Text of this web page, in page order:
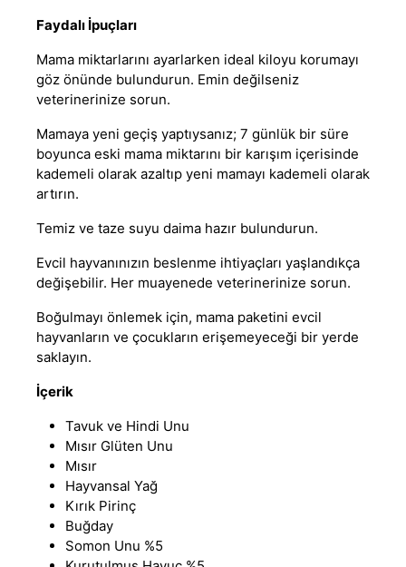
Faydalı İpuçları
Mama miktarlarını ayarlarken ideal kiloyu korumayı
göz önünde bulundurun. Emin değilseniz
veterinerinize sorun.
Mamaya yeni geçiş yaptıysanız; 7 günlük bir süre
boyunca eski mama miktarını bir karışım içerisinde
kademeli olarak azaltıp yeni mamayı kademeli olarak
artırın.
Temiz ve taze suyu daima hazır bulundurun.
Evcil hayvanınızın beslenme ihtiyaçları yaşlandıkça
değişebilir. Her muayenede veterinerinize sorun.
Boğulmayı önlemek için, mama paketini evcil
hayvanların ve çocukların erişemeyeceği bir yerde
saklayın.
İçerik
Tavuk ve Hindi Unu
Mısır Glüten Unu
Mısır
Hayvansal Yağ
Kırık Pirinç
Buğday
Somon Unu %5